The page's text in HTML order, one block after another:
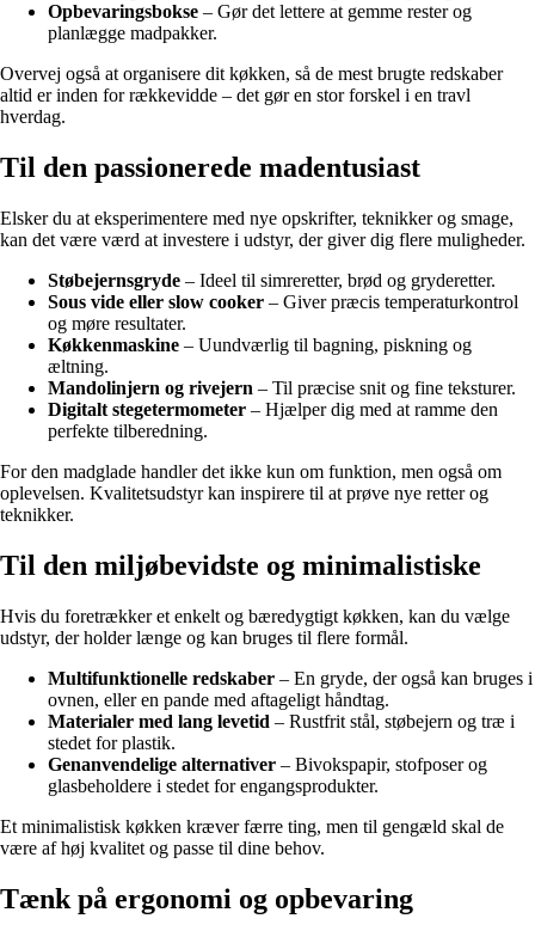
Opbevaringsbokse – Gør det lettere at gemme rester og
planlægge madpakker.
Overvej også at organisere dit køkken, så de mest brugte redskaber
altid er inden for rækkevidde – det gør en stor forskel i en travl
hverdag.
Til den passionerede madentusiast
Elsker du at eksperimentere med nye opskrifter, teknikker og smage,
kan det være værd at investere i udstyr, der giver dig flere muligheder.
Støbejernsgryde – Ideel til simreretter, brød og gryderetter.
Sous vide eller slow cooker – Giver præcis temperaturkontrol
og møre resultater.
Køkkenmaskine – Uundværlig til bagning, piskning og
æltning.
Mandolinjern og rivejern – Til præcise snit og fine teksturer.
Digitalt stegetermometer – Hjælper dig med at ramme den
perfekte tilberedning.
For den madglade handler det ikke kun om funktion, men også om
oplevelsen. Kvalitetsudstyr kan inspirere til at prøve nye retter og
teknikker.
Til den miljøbevidste og minimalistiske
Hvis du foretrækker et enkelt og bæredygtigt køkken, kan du vælge
udstyr, der holder længe og kan bruges til flere formål.
Multifunktionelle redskaber – En gryde, der også kan bruges i
ovnen, eller en pande med aftageligt håndtag.
Materialer med lang levetid – Rustfrit stål, støbejern og træ i
stedet for plastik.
Genanvendelige alternativer – Bivokspapir, stofposer og
glasbeholdere i stedet for engangsprodukter.
Et minimalistisk køkken kræver færre ting, men til gengæld skal de
være af høj kvalitet og passe til dine behov.
Tænk på ergonomi og opbevaring